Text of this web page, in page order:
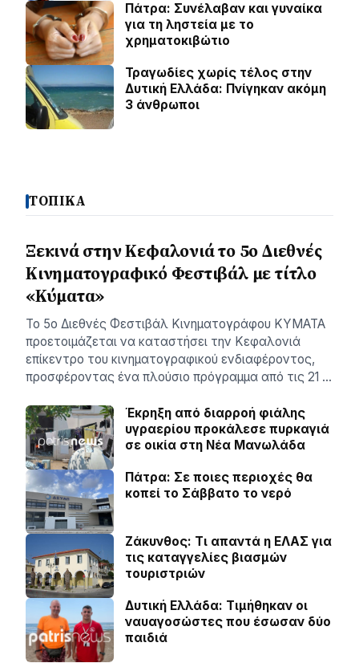
Πάτρα: Συνέλαβαν και γυναίκα
για τη ληστεία με το
χρηματοκιβώτιο
Τραγωδίες χωρίς τέλος στην
Δυτική Ελλάδα: Πνίγηκαν ακόμη
3 άνθρωποι
ΤΟΠΙΚΑ
Ξεκινά στην Κεφαλονιά το 5ο Διεθνές
Κινηματογραφικό Φεστιβάλ με τίτλο
«Κύματα»
Το 5ο Διεθνές Φεστιβάλ Κινηματογράφου ΚΥΜΑΤΑ
προετοιμάζεται να καταστήσει την Κεφαλονιά
επίκεντρο του κινηματογραφικού ενδιαφέροντος,
προσφέροντας ένα πλούσιο πρόγραμμα από τις 21 …
Έκρηξη από διαρροή φιάλης
υγραερίου προκάλεσε πυρκαγιά
σε οικία στη Νέα Μανωλάδα
Πάτρα: Σε ποιες περιοχές θα
κοπεί το Σάββατο το νερό
Ζάκυνθος: Τι απαντά η ΕΛΑΣ για
τις καταγγελίες βιασμών
τουριστριών
Δυτική Ελλάδα: Τιµήθηκαν οι
ναυαγοσώστες που έσωσαν δύο
παιδιά